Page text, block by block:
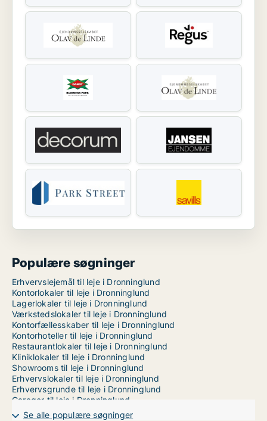
Populære søgninger
Erhvervslejemål til leje i Dronninglund
Kontorlokaler til leje i Dronninglund
Lagerlokaler til leje i Dronninglund
Værkstedslokaler til leje i Dronninglund
Kontorfællesskaber til leje i Dronninglund
Kontorhoteller til leje i Dronninglund
Restaurantlokaler til leje i Dronninglund
Kliniklokaler til leje i Dronninglund
Showrooms til leje i Dronninglund
Erhvervslokaler til leje i Dronninglund
Erhvervsgrunde til leje i Dronninglund
Garager til leje i Dronninglund
Butikslokaler til leje i Aalborg
Se alle populære søgninger